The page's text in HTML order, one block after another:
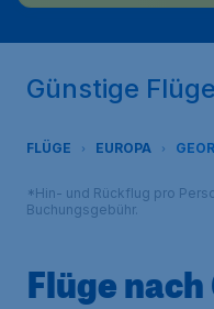
Günstige
FLÜGE EUROPA
*Hin- und Rückflug pro
Buchungsgebühr.
Flüge